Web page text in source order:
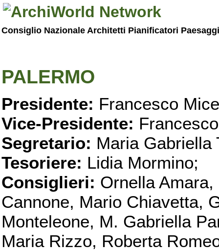
Consiglio Nazionale Architetti Pianificatori
PALERMO
Presidente: Francesco
Vice-Presidente:
Segretario: Maria Gabriella
Tesoriere: Lidia Mormino;
Consiglieri: Ornella
Cannone, Mario Chiavetta,
Monteleone, M. Gabriella
Maria Rizzo, Roberta